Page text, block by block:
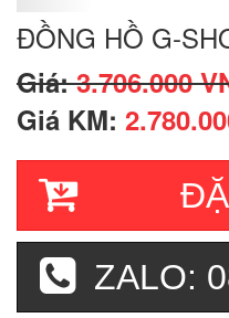
ĐỒNG HỒ G-
Giá:3.706.000
Giá KM:
ZALO: